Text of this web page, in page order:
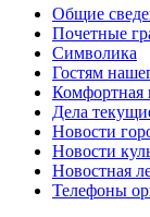
Общие
Почетные
Символика
Гостям
Комфортная
Дела
Новости
Новости
Новостная
Телефоны